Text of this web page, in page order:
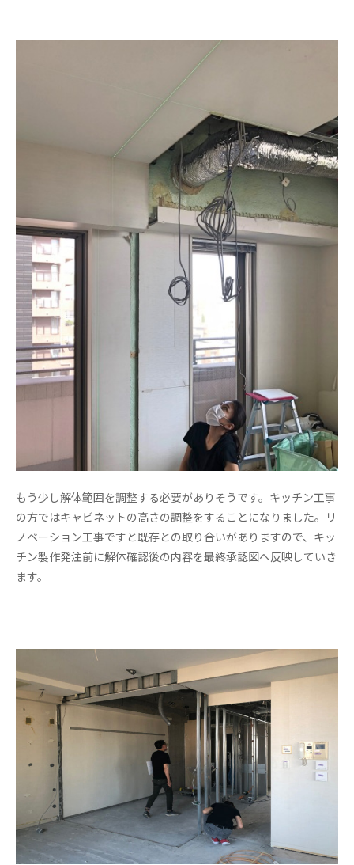
もう少し解体範囲を調整する必要がありそうです。キッチン工事
の方ではキャビネットの高さの調整をすることになりました。リ
ノベーション工事ですと既存との取り合いがありますので、キッ
チン製作発注前に解体確認後の内容を最終承認図へ反映していき
ます。